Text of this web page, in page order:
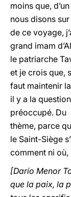
moins que,
nous disons
de ce voyage,
grand imam
le patriarche
et je crois que,
faut maintenir
il y a la
préoccupé. Du
thème, parce
le Saint-Siège
comment ni
[Darío Menor
que la paix, la